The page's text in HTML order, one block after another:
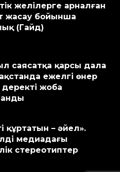
желілерге арналған
жасау бойынша
(Гайд)
саясатқа қарсы дала
ежелгі өнер
жоба
құртатын – әйел».
медиадағы
стереотиптер